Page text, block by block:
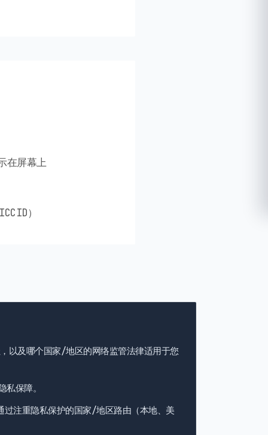
在屏幕上
）
以及哪个国家/地区的网络监管法律适用于您
保障。
过注重隐私保护的国家/地区路由（本地、美